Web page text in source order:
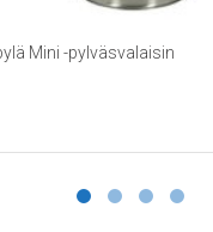
Mini -pylväsvalaisin